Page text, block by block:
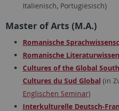
Italienisch, Portugiesisch)
Master of Arts (M.A.)
Romanische
Romanische
Cultures of the Global
Cultures du Sud Global (in
Englischen Seminar)
Interkulturelle Deutsch-